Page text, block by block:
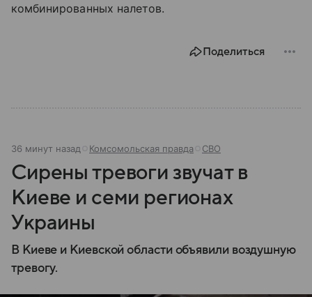
комбинированных налетов.
Поделиться
36 минут назад Комсомольская правда СВО
Сирены тревоги звучат в
Киеве и семи регионах
Украины
В Киеве и Киевской области объявили воздушную
тревогу.